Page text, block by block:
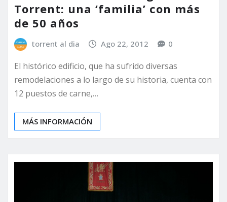
Torrent: una ‘familia’ con más
de 50 años
torrent al dia Ago 22, 2012 0
El histórico edificio, que ha sufrido diversas
remodelaciones a lo largo de su historia, cuenta con
12 puestos de carne,…
MÁS INFORMACIÓN